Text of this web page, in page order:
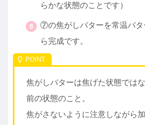
らかな状態のことです）
⑦の焦がしバターを常温バタ
ら完成です。
焦がしバターは焦げた状態では
前の状態のこと。
焦がさないように注意しながら